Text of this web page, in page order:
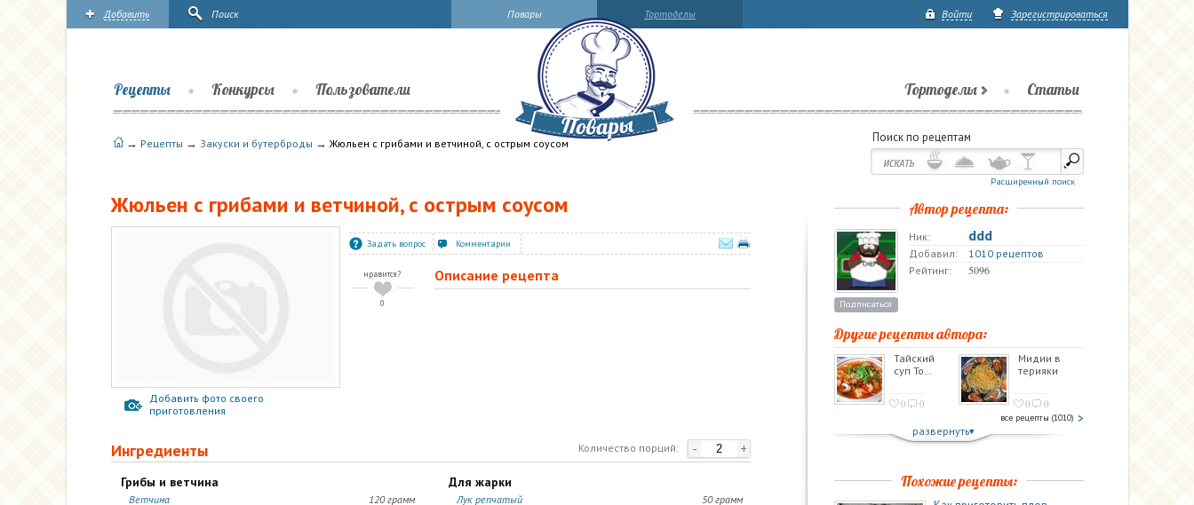
Тортоделы
Повары Войти Зарегистрироваться
Добавить Поиск
Тортоделы Статьи
Рецепты Конкурсы Пользователи
→ Рецепты → Закуски и бутерброды → Жюльен с грибами и ветчиной, с острым соусом Поиск по рецептам
Расширенный поиск
Жюльен с грибами и ветчиной, с острым соусом
Добавить фото своего
приготовления
Задать вопрос Комментарии
нравится?
0
Описание рецепта
- +
Количество порций:
Ингредиенты
Грибы и ветчина
120 грамм
Ветчина
Для жарки
50 грамм
Лук репчатый
Автор рецепта:
Подписаться
Ник: ddd
Добавил:
1010 рецептов
Рейтинг:
5096
Другие рецепты автора:
Тайский
суп То…
0 0
Мидии в
терияки
0 0
все рецепты (1010)
развернуть
Похожие рецепты: